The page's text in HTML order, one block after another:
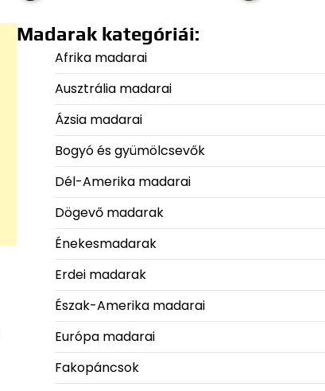
Madarak kategóriái:
Afrika madarai
Ausztrália madarai
Ázsia madarai
Bogyó és gyümölcsevők
Dél-Amerika madarai
Dögevő madarak
Énekesmadarak
Erdei madarak
Észak-Amerika madarai
Európa madarai
Fakopáncsok